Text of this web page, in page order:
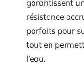
garantissent
résistance
parfaits pour
tout en
l’eau.